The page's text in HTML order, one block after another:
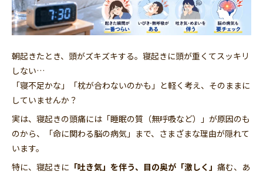
朝起きたとき、頭がズキズキする。寝起きに頭が重くてスッキリ
しない…
「寝不足かな」「枕が合わないのかも」と軽く考え、そのままに
していませんか？
実は、寝起きの頭痛には「睡眠の質（無呼吸など）」が原因のも
のから、「命に関わる脳の病気」まで、さまざまな理由が隠れて
います。
特に、寝起きに 「吐き気」を伴う、目の奥が「激しく」 痛む、あ